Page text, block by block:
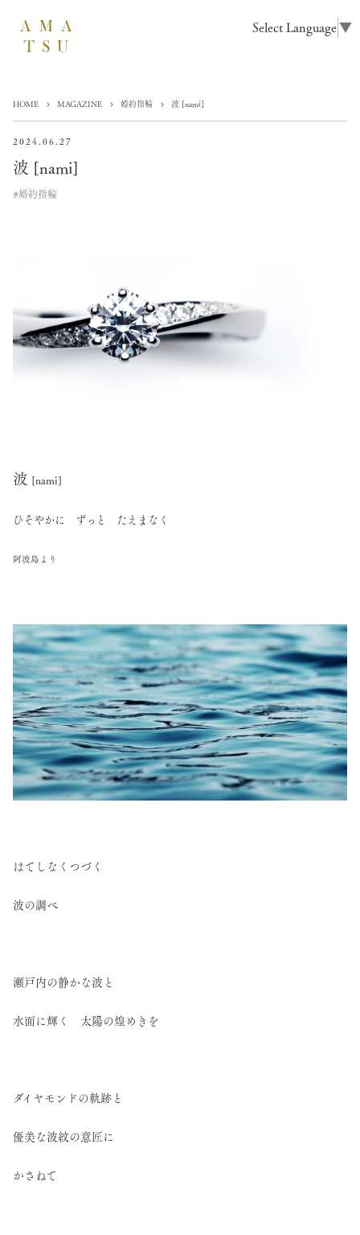
Select Language▼
HOME MAGAZINE 婚約指輪 波 [nami]
2024.06.27
波 [nami]
#婚約指輪
波 [nami]
ひそやかに ずっと たえまなく
阿波島より
はてしなくつづく
波の調べ
瀬戸内の静かな波と
水面に輝く 太陽の煌めきを
ダイヤモンドの軌跡と
優美な波紋の意匠に
かさねて